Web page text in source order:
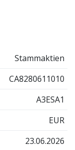
Stammaktien
CA8280611010
A3ESA1
EUR
23.06.2026